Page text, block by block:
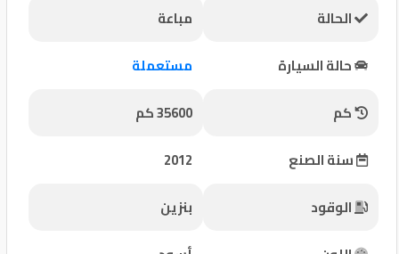
مستثمري
المعارض
الماركات
مطلوب
الحالة
مباعة
حالة السيارة
مستعملة
كم
35600 كم
سنة الصنع
2012
الوقود
بنزين